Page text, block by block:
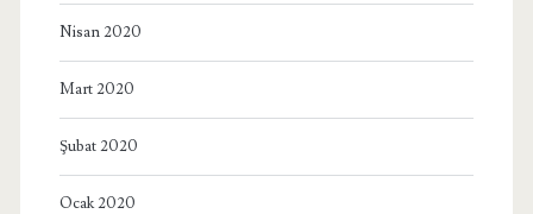
Nisan 2020
Mart 2020
Şubat 2020
Ocak 2020